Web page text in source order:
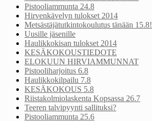
Pistooliammunta 24.8
Hirvenkävelyn tulokset 2014
Metsästäjätutkintokoulutus tänään 15.8!
Uusille jäsenille
Haulikkokisan tulokset 2014
KESÄKOKOUSTIEDOTE
ELOKUUN HIRVIAMMUNNAT
Pistooliharjoitus 6.8
Haulikkokilpailu 7.8
KESÄKOKOUS 5.8
Riistakolmiolaskenta Kopsassa 26.7
Teeren talvipyynti sallituksi?
Pistooliammunta 25.6